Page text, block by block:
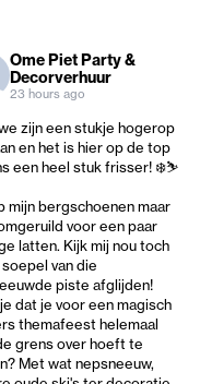
Ome Piet Party &
Decorverhuur
23 hours ago
zijn een stukje hogerop
en het is hier op de top
een heel stuk frisser! ❄️⛷️
mijn bergschoenen maar
voor een paar
latten. Kijk mij nou toch
van die
piste afglijden!
dat je voor een magisch
themafeest helemaal
grens over hoeft te
Met wat nepsneeuw,